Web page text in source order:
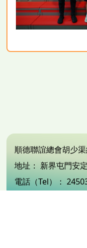
順德聯誼總會胡少
地址： 新界屯門安
電話（Tel）：